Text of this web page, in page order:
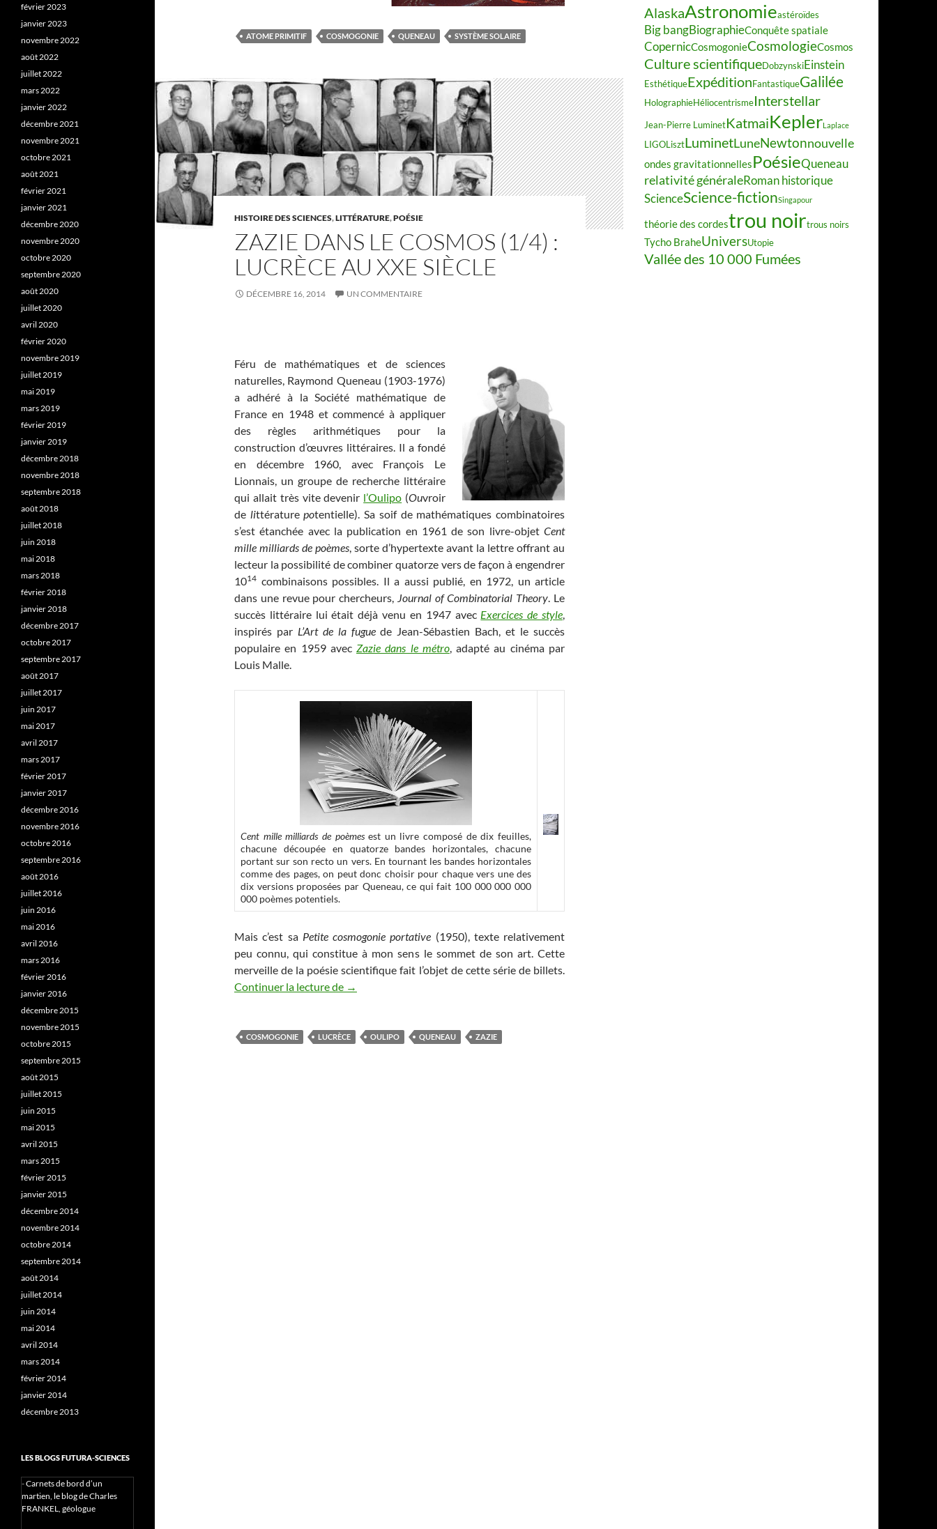
ATOME PRIMITIF COSMOGONIE QUENEAU SYSTÈME SOLAIRE
HISTOIRE DES SCIENCES,LITTÉRATURE,POÉSIE
ZAZIE DANS LE COSMOS (1/4) :
LUCRÈCE AU XXE SIÈCLE
DÉCEMBRE 16, 2014 UN COMMENTAIRE
Féru de mathématiques et de sciences
naturelles, Raymond Queneau (1903-1976)
a adhéré à la Société mathématique de
France en 1948 et commencé à appliquer
des règles arithmétiques pour la
construction d’œuvres littéraires. Il a fondé
en décembre 1960, avec François Le
Lionnais, un groupe de recherche littéraire
qui allait très vite devenir l’Oulipo (Ouvroir
de littératurepotentielle). Sa soif de mathématiques combinatoires
s’est étanchée avec la publication en 1961 de son livre-objet Cent
mille milliards de poèmes, sorte d’hypertexte avant la lettre offrant au
lecteur la possibilité de combiner quatorze vers de façon à engendrer
1014 combinaisons possibles. Il a aussi publié, en 1972, un article
dans une revue pour chercheurs, Journal of Combinatorial Theory. Le
succès littéraire lui était déjà venu en 1947 avec Exercices de style,
inspirés par L’Art de la fuguede Jean-Sébastien Bach, et le succès
populaire en 1959 avecZazie dans le métro, adapté au cinéma par
Louis Malle.
Cent mille milliards de poèmesest un livre composé de dix feuilles,
chacune découpée en quatorze bandes horizontales, chacune
portant sur son recto un vers. En tournant les bandes horizontales
comme des pages, on peut donc choisir pour chaque vers une des
dix versions proposées par Queneau, ce qui fait 100 000 000 000
000 poèmes potentiels.
Mais c’est sa Petite cosmogonie portative (1950), texte relativement
peu connu, qui constitue à mon sens le sommet de son art. Cette
merveille de la poésie scientifique fait l’objet de cette série de billets.
Continuer la lecture de Zazie dans le Cosmos (1/4) : Lucrèce au XXe siècle
→
COSMOGONIE LUCRÈCE OULIPO QUENEAU ZAZIE
AlaskaAstronomieastéroïdes
Big bangBiographieConquête spatiale
CopernicCosmogonieCosmologieCosmos
Culture scientifiqueDobzynskiEinstein
EsthétiqueExpéditionFantastiqueGalilée
HolographieHéliocentrismeInterstellar
Jean-Pierre LuminetKatmaiKeplerLaplace
LIGOLisztLuminetLuneNewtonnouvelle
ondes gravitationnellesPoésieQueneau
relativité généraleRoman historique
ScienceScience-fictionSingapour
théorie des cordestrou noirtrous noirs
Tycho BraheUniversUtopie
Vallée des 10 000 Fumées
février 2023
janvier 2023
novembre 2022
août 2022
juillet 2022
mars 2022
janvier 2022
décembre 2021
novembre 2021
octobre 2021
août 2021
février 2021
janvier 2021
décembre 2020
novembre 2020
octobre 2020
septembre 2020
août 2020
juillet 2020
avril 2020
février 2020
novembre 2019
juillet 2019
mai 2019
mars 2019
février 2019
janvier 2019
décembre 2018
novembre 2018
septembre 2018
août 2018
juillet 2018
juin 2018
mai 2018
mars 2018
février 2018
janvier 2018
décembre 2017
octobre 2017
septembre 2017
août 2017
juillet 2017
juin 2017
mai 2017
avril 2017
mars 2017
février 2017
janvier 2017
décembre 2016
novembre 2016
octobre 2016
septembre 2016
août 2016
juillet 2016
juin 2016
mai 2016
avril 2016
mars 2016
février 2016
janvier 2016
décembre 2015
novembre 2015
octobre 2015
septembre 2015
août 2015
juillet 2015
juin 2015
mai 2015
avril 2015
mars 2015
février 2015
janvier 2015
décembre 2014
novembre 2014
octobre 2014
septembre 2014
août 2014
juillet 2014
juin 2014
mai 2014
avril 2014
mars 2014
février 2014
janvier 2014
décembre 2013
LES BLOGS FUTURA-SCIENCES
-Carnets de bord d’un
martien, le blog de Charles
FRANKEL, géologue